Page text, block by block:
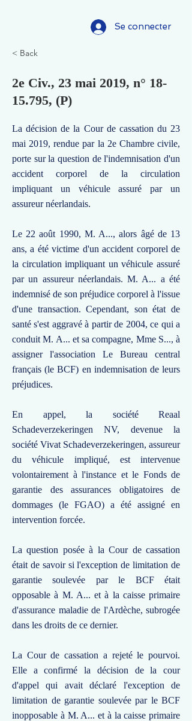
Se connecter
< Back
2e Civ., 23 mai 2019, n° 18-
15.795, (P)
La décision de la Cour de cassation du 23
mai 2019, rendue par la 2e Chambre civile,
porte sur la question de l'indemnisation d'un
accident corporel de la circulation
impliquant un véhicule assuré par un
assureur néerlandais.
Le 22 août 1990, M. A..., alors âgé de 13
ans, a été victime d'un accident corporel de
la circulation impliquant un véhicule assuré
par un assureur néerlandais. M. A... a été
indemnisé de son préjudice corporel à l'issue
d'une transaction. Cependant, son état de
santé s'est aggravé à partir de 2004, ce qui a
conduit M. A... et sa compagne, Mme S..., à
assigner l'association Le Bureau central
français (le BCF) en indemnisation de leurs
préjudices.
En appel, la société Reaal
Schadeverzekeringen NV, devenue la
société Vivat Schadeverzekeringen, assureur
du véhicule impliqué, est intervenue
volontairement à l'instance et le Fonds de
garantie des assurances obligatoires de
dommages (le FGAO) a été assigné en
intervention forcée.
La question posée à la Cour de cassation
était de savoir si l'exception de limitation de
garantie soulevée par le BCF était
opposable à M. A... et à la caisse primaire
d'assurance maladie de l'Ardèche, subrogée
dans les droits de ce dernier.
La Cour de cassation a rejeté le pourvoi.
Elle a confirmé la décision de la cour
d'appel qui avait déclaré l'exception de
limitation de garantie soulevée par le BCF
inopposable à M. A... et à la caisse primaire